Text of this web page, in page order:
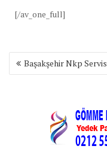
[/av_one_full]
Yazı
gezinmesi
Başakşehir Nkp Servis